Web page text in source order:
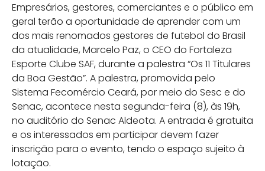
Empresários, gestores, comerciantes e o público em
geral terão a oportunidade de aprender com um
dos mais renomados gestores de futebol do Brasil
da atualidade, Marcelo Paz, o CEO do Fortaleza
Esporte Clube SAF, durante a palestra “Os 11 Titulares
da Boa Gestão”. A palestra, promovida pelo
Sistema Fecomércio Ceará, por meio do Sesc e do
Senac, acontece nesta segunda-feira (8), às 19h,
no auditório do Senac Aldeota. A entrada é gratuita
e os interessados em participar devem fazer
inscrição para o evento, tendo o espaço sujeito à
lotação.